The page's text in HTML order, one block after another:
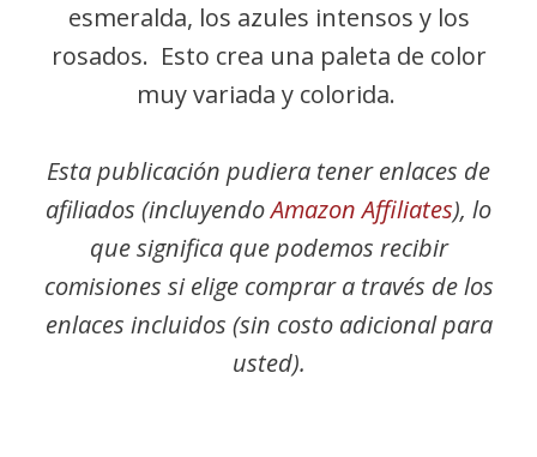
esmeralda, los azules intensos y los
rosados. Esto crea una paleta de color
muy variada y colorida.
Esta publicación pudiera tener enlaces de
afiliados (incluyendoAmazon Affiliates), lo
que significa que podemos recibir
comisiones si elige comprar a través de los
enlaces incluidos (sin costo adicional para
usted).